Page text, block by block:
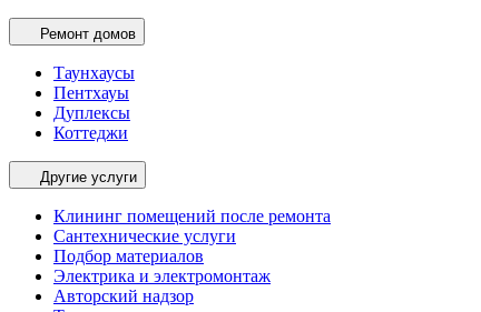
Ремонт домов
Таунхаусы
Пентхауы
Дуплексы
Коттеджи
Другие услуги
Клининг помещений после ремонта
Сантехнические услуги
Подбор материалов
Электрика и электромонтаж
Авторский надзор